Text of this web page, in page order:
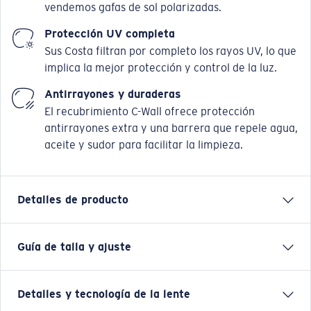
vendemos gafas de sol polarizadas.
Protección UV completa
Sus Costa filtran por completo los rayos UV, lo que
implica la mejor protección y control de la luz.
Antirrayones y duraderas
El recubrimiento C-Wall ofrece protección
antirrayones extra y una barrera que repele agua,
aceite y sudor para facilitar la limpieza.
Detalles de producto
Las gafas de sol Harpoon de Costa, casi
intensos. Estas gafas de sol Angler de Costa para
Guía de talla y ajuste
Detalles y tecnología de la lente